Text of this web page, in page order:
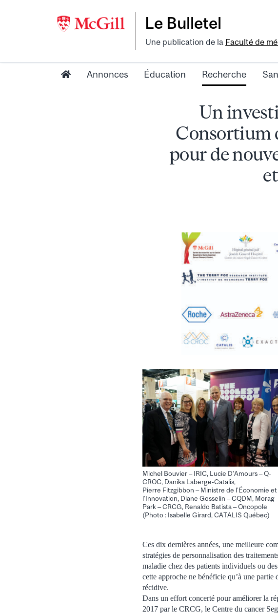
Le Bulletel
Une publication de la Faculté de
Annonces Éducation Recherche
Un
Consortium
pour de
Michel Bouvier – IRIC, Lucie D’Amours – Q-
CROC, Danika Laberge-Catalis,
Pierre Fitzgibbon – Ministre de l’Économie et
l’Innovation, Diane Gosselin – CQDM, Morag
Park – CRCG, Renaldo Batista – Oncopole
(Photo : Isabelle Girard, CATALIS Québec)
Ces dix dernières années, une meilleure
stratégies de personnalisation des
maladie chez des patients individuels ou
cette approche ne bénéficie qu’à une
récidive.
Dans un effort concerté pour améliorer la
2017 par le CRCG, le Centre du cancer